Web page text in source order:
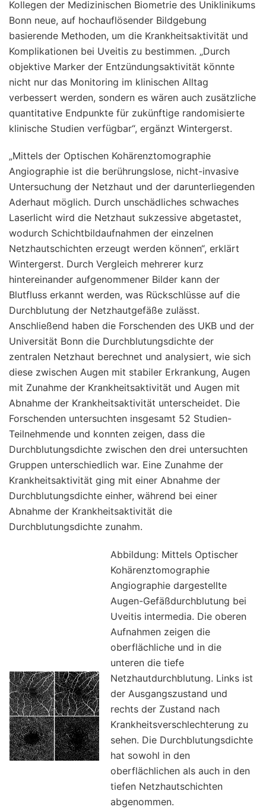
Kollegen der Medizinischen Biometrie des Uniklinikums
Bonn neue, auf hochauflösender Bildgebung
basierende Methoden, um die Krankheitsaktivität und
Komplikationen bei Uveitis zu bestimmen. „Durch
objektive Marker der Entzündungsaktivität könnte
nicht nur das Monitoring im klinischen Alltag
verbessert werden, sondern es wären auch zusätzliche
quantitative Endpunkte für zukünftige randomisierte
klinische Studien verfügbar“, ergänzt Wintergerst.
„Mittels der Optischen Kohärenztomographie
Angiographie ist die berührungslose, nicht-invasive
Untersuchung der Netzhaut und der darunterliegenden
Aderhaut möglich. Durch unschädliches schwaches
Laserlicht wird die Netzhaut sukzessive abgetastet,
wodurch Schichtbildaufnahmen der einzelnen
Netzhautschichten erzeugt werden können“, erklärt
Wintergerst. Durch Vergleich mehrerer kurz
hintereinander aufgenommener Bilder kann der
Blutfluss erkannt werden, was Rückschlüsse auf die
Durchblutung der Netzhautgefäße zulässt.
Anschließend haben die Forschenden des UKB und der
Universität Bonn die Durchblutungsdichte der
zentralen Netzhaut berechnet und analysiert, wie sich
diese zwischen Augen mit stabiler Erkrankung, Augen
mit Zunahme der Krankheitsaktivität und Augen mit
Abnahme der Krankheitsaktivität unterscheidet. Die
Forschenden untersuchten insgesamt 52 Studien-
Teilnehmende und konnten zeigen, dass die
Durchblutungsdichte zwischen den drei untersuchten
Gruppen unterschiedlich war. Eine Zunahme der
Krankheitsaktivität ging mit einer Abnahme der
Durchblutungsdichte einher, während bei einer
Abnahme der Krankheitsaktivität die
Durchblutungsdichte zunahm.
Abbildung: Mittels Optischer
Kohärenztomographie
Angiographie dargestellte
Augen-Gefäßdurchblutung bei
Uveitis intermedia. Die oberen
Aufnahmen zeigen die
oberflächliche und in die
unteren die tiefe
Netzhautdurchblutung. Links ist
der Ausgangszustand und
rechts der Zustand nach
Krankheitsverschlechterung zu
sehen. Die Durchblutungsdichte
hat sowohl in den
oberflächlichen als auch in den
tiefen Netzhautschichten
abgenommen.